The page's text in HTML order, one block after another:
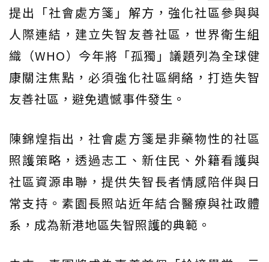
提出「社會處方箋」解方，強化社區參與與
人際連結，建立失智友善社區，世界衛生組
織（WHO）今年將「孤獨」議題列為全球健
康關注焦點，必須強化社區網絡，打造失智
友善社區，避免遺憾事件發生。
陳錦煌指出，社會處方箋是非藥物性的社區
照護策略，透過志工、新住民、外籍看護與
社區資源串聯，提供失智長者情感陪伴與日
常支持。素園長照站近年結合醫療與社政體
系，成為新港地區失智照護的典範。